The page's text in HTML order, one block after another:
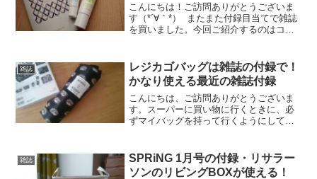
こんにちは！ご訪問ありがとうございま
す（*´∀｀*） またまた付録目当てで雑誌
を買いました。今回ご紹介するのはコチ
トになってて5610円のところ1890
円！！ ...
雑誌
レジカゴバッグは雑誌の付録で！
かなり使える最近の雑誌付録
こんにちは、ご訪問ありがとうございま
す。スーパーに買い物に行くときに、必
ずマイバッグを持って行くようにしてま
のサービスが始まりましたね！↓『マイバ
ッグ、もってます。』...
雑誌
SPRiNG 1月号の付録・リサラー
ソンのリビングBOXが使える！